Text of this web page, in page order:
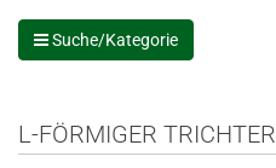
Suche/Kategorie
L-FÖRMIGER TRICHTER